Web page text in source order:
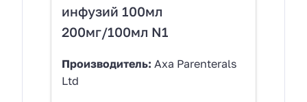
инфузий 100мл
200мг/100мл N1
Производитель: Axa Parenterals
Ltd